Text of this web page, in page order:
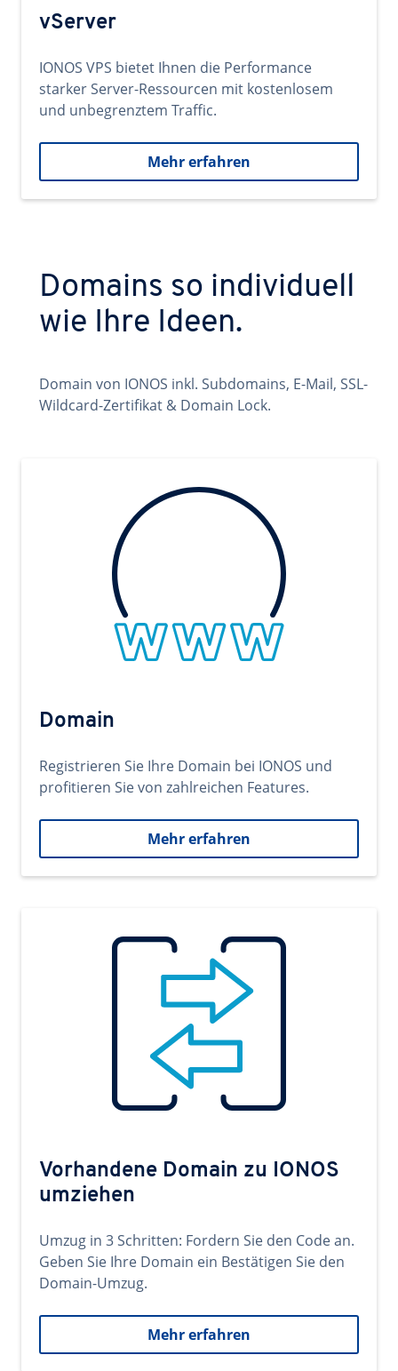
vServer
IONOS VPS bietet Ihnen die Performance
starker Server-Ressourcen mit kostenlosem
und unbegrenztem Traffic.
Mehr erfahren
Domains so individuell
wie Ihre Ideen.
Domain von IONOS inkl. Subdomains, E-Mail, SSL-
Wildcard-Zertifikat & Domain Lock.
Domain
Registrieren Sie Ihre Domain bei IONOS und
profitieren Sie von zahlreichen Features.
Mehr erfahren
Vorhandene Domain zu IONOS
umziehen
Umzug in 3 Schritten: Fordern Sie den Code an.
Geben Sie Ihre Domain ein Bestätigen Sie den
Domain-Umzug.
Mehr erfahren